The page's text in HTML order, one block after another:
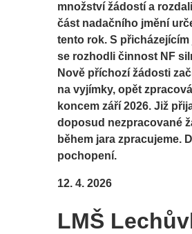
množství žádostí a
část nadačního jmění
tento rok. S přicházejícím
se rozhodli činnost NF
Nově příchozí žádosti
na vyjímky, opět
koncem září 2026. Již
doposud nezpracované
během jara zpracujeme.
pochopení.
12. 4. 2026
LMŠ